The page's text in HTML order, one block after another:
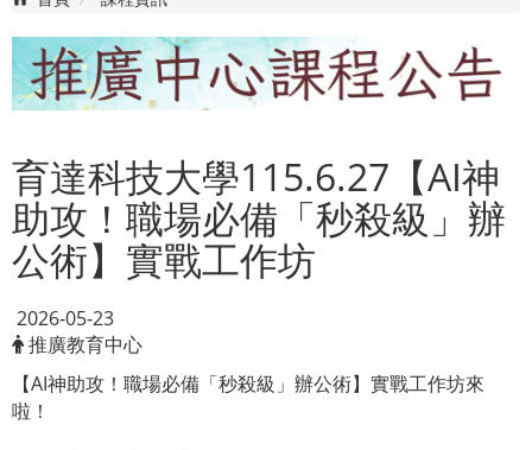
育達科技大學115.6.27【AI神
助攻！職場必備「秒殺級」辦
公術】實戰工作坊
2026-05-23
推廣教育中心
【AI神助攻！職場必備「秒殺級」辦公術】實戰工作坊來
啦！